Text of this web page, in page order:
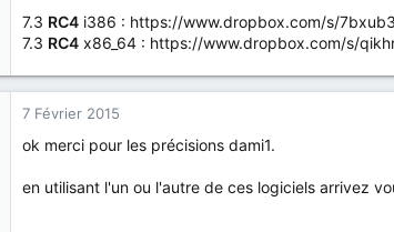
7.3 RC4 i386 : https://www.dropbox.com/s/
7.3 RC4 x86_64 : https://www.dropbox.com/s/
7 Février 2015
ok merci pour les précisions dami1.
en utilisant l'un ou l'autre de ces logiciels arrivez